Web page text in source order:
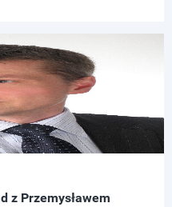
z Przemysławem